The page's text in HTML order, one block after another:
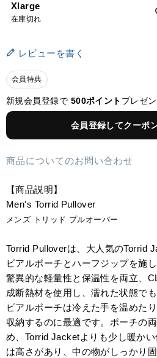
Xlarge
在庫切れ
レビューを書く
会員特典
新規会員登録で 500ポイント プレゼン
会員登録してクーポ
商品についてのお問い合わせ
【商品説明】
Men's Torrid Pullover
メンズ トリッド プルオーバー
Torrid Pulloverは、大人気のTorrid
ピアルポーチとハーフジップを施
驚異的な軽量性と保温性を両立、
成断熱材を使用し、濡れた状態で
ピアルポーチは冷えた手を温めた
収納するのに最適です。ポーチの
め、Torrid Jacketよりも少し暖か
は高さがあり、中の物がしっかり固